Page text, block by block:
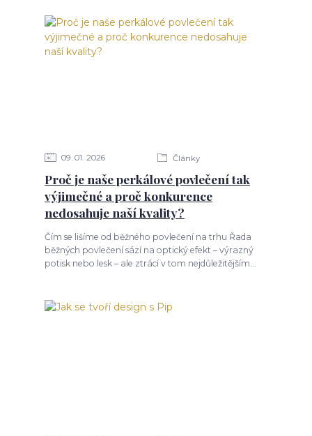
09 01 2026 Články
Proč je naše perkálové povlečení tak
výjimečné a proč konkurence
nedosahuje naší kvality?
Čím se lišíme od běžného povlečení na trhu Řada
běžných povlečení sází na optický efekt – výrazný
potisk nebo lesk – ale ztrácí v tom nejdůležitějším...